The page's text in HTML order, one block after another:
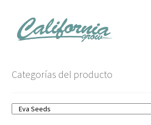
al
contenido
Carrito
Categorías del producto